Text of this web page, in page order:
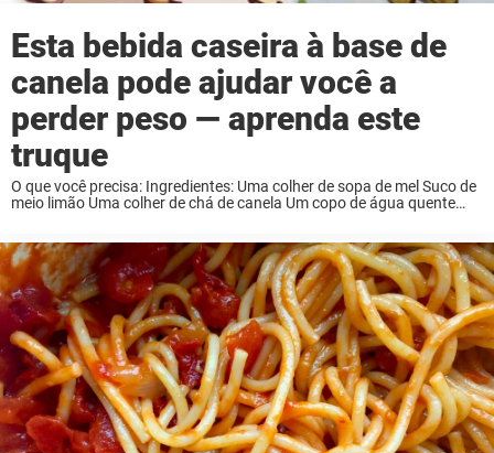
Esta bebida caseira à base de
canela pode ajudar você a
perder peso — aprenda este
truque
O que você precisa: Ingredientes: Uma colher de sopa de mel Suco de
meio limão Uma colher de chá de canela Um copo de água quente